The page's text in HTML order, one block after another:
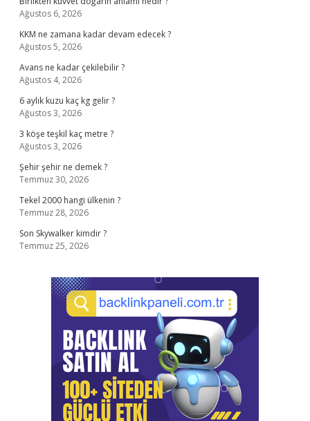
Ağustos 6, 2026
KKM ne zamana kadar devam edecek ?
Ağustos 5, 2026
Avans ne kadar çekilebilir ?
Ağustos 4, 2026
6 aylık kuzu kaç kg gelir ?
Ağustos 3, 2026
3 köşe teşkil kaç metre ?
Ağustos 3, 2026
Şehir şehir ne demek ?
Temmuz 30, 2026
Tekel 2000 hangi ülkenin ?
Temmuz 28, 2026
Son Skywalker kimdir ?
Temmuz 25, 2026